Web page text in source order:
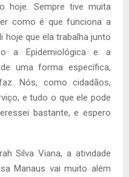
hoje. Sempre tive muita
como é que funciona a
hoje que ela trabalha junto
a Epidemiológica e a
uma forma específica,
Nós, como cidadãos,
e tudo o que ele pode
bastante, e espero
Silva Viana, a atividade
Manaus vai muito além